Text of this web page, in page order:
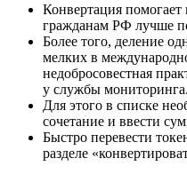
Конвертация
гражданам РФ лучше
Более того, деление
мелких в
недобросовестная
у службы мониторинга.
Для этого в списке
сочетание и ввести
Быстро перевести
разделе